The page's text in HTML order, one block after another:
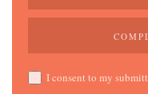
I consent to my